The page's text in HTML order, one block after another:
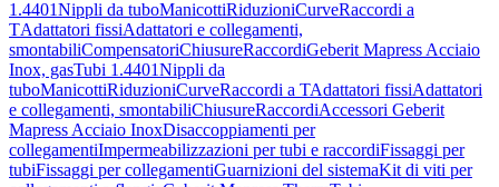
1.4401Nippli da tuboManicottiRiduzioniCurveRaccordi a
TAdattatori fissiAdattatori e collegamenti,
smontabiliCompensatoriChiusureRaccordiGeberit Mapress Acciaio
Inox, gasTubi 1.4401Nippli da
tuboManicottiRiduzioniCurveRaccordi a TAdattatori fissiAdattatori
e collegamenti, smontabiliChiusureRaccordiAccessori Geberit
Mapress Acciaio InoxDisaccoppiamenti per
collegamentiImpermeabilizzazioni per tubi e raccordiFissaggi per
tubiFissaggi per collegamentiGuarnizioni del sistemaKit di viti per